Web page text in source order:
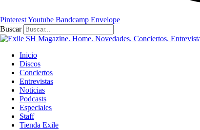
PinterestYoutube Bandcamp Envelope
Buscar
Inicio
Discos
Conciertos
Entrevistas
Noticias
Podcasts
Especiales
Staff
Tienda Exile